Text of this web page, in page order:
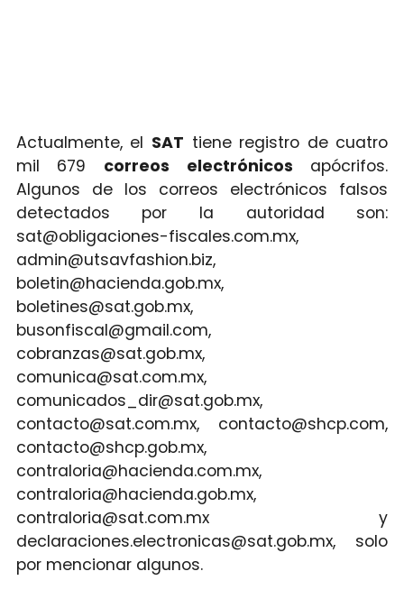
Actualmente, el SAT tiene registro de cuatro
mil 679 correos electrónicos apócrifos.
Algunos de los correos electrónicos falsos
detectados por la autoridad son:
sat@obligaciones-fiscales.com.mx,
admin@utsavfashion.biz,
boletin@hacienda.gob.mx,
boletines@sat.gob.mx,
busonfiscal@gmail.com,
cobranzas@sat.gob.mx,
comunica@sat.com.mx,
comunicados_dir@sat.gob.mx,
contacto@sat.com.mx, contacto@shcp.com,
contacto@shcp.gob.mx,
contraloria@hacienda.com.mx,
contraloria@hacienda.gob.mx,
contraloria@sat.com.mx y
declaraciones.electronicas@sat.gob.mx, solo
por mencionar algunos.